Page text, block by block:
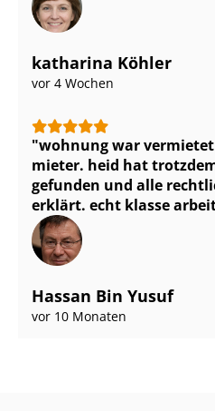
katharina Köhler
vor 4 Wochen
wohnung war
mieter. heid hat
gefunden und alle
erklärt. echt klasse
Hassan Bin Yusuf
vor 10 Monaten